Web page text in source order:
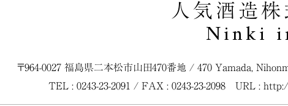
人気酒造株
Ninki
〒964-0027 福島県二本松市山田470番地 / 470 Yamada,
TEL : 0243-23-2091 / FAX : 0243-23-2098 URL :